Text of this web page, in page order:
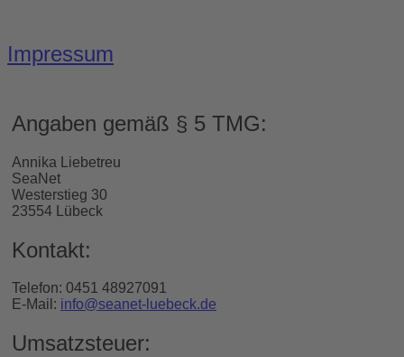
Impressum
Angaben gemäß § 5 TMG:
Annika Liebetreu
SeaNet
Westerstieg 30
23554 Lübeck
Kontakt:
Telefon: 0451 48927091
E-Mail: info@seanet-luebeck.de
Umsatzsteuer: